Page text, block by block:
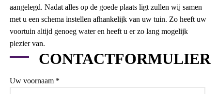
aangelegd. Nadat alles op de goede plaats ligt zullen wij samen
met u een schema instellen afhankelijk van uw tuin. Zo heeft uw
voortuin altijd genoeg water en heeft u er zo lang mogelijk
plezier van.
CONTACTFORMULIER
Uw voornaam *